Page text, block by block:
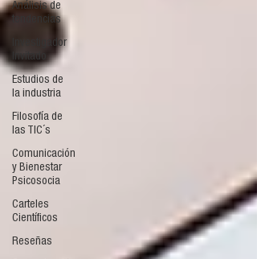
Análisis de
tendencias
Investigador
Invitado
Estudios de
la industria
Filosofía de
las TIC´s
Comunicación
y Bienestar
Psicosocia
Carteles
Científicos
Reseñas